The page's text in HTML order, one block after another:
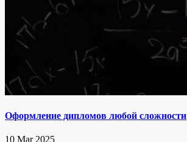
Оформление дипломов любой сложности
10 Mar 2025